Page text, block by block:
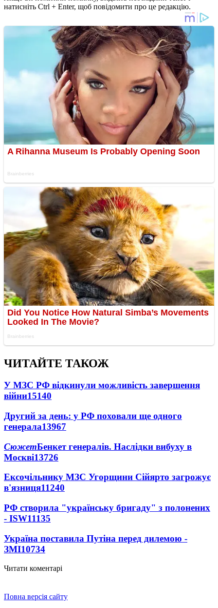
натисніть Ctrl + Enter, щоб повідомити про це редакцію.
ЧИТАЙТЕ ТАКОЖ
У МЗС РФ відкинули можливість завершення
війни15140
Другий за день: у РФ поховали ще одного
генерала13967
СюжетБенкет генералів. Наслідки вибуху в
Москві13726
Ексочільнику МЗС Угорщини Сійярто загрожує
в'язниця11240
РФ створила "українську бригаду" з полонених
- ISW11135
Україна поставила Путіна перед дилемою -
ЗМІ10734
Читати коментарі
Повна версія сайту